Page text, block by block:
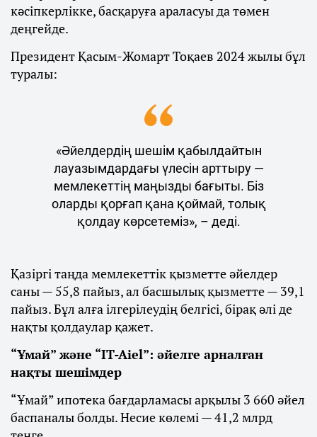
кәсіпкерлікке, басқаруға араласуы да төмен
деңгейде.
Президент Қасым-Жомарт Тоқаев 2024 жылы бұл
туралы:
«Әйелдердің шешім қабылдайтын
лауазымдардағы үлесін арттыру —
мемлекеттің маңызды бағыты. Біз
оларды қорғап қана қоймай, толық
қолдау көрсетеміз», – деді.
Қазіргі таңда мемлекеттік қызметте әйелдер
саны — 55,8 пайыз, ал басшылық қызметте — 39,1
пайыз. Бұл алға ілгерілеудің белгісі, бірақ әлі де
нақты қолдаулар қажет.
“Ұмай” және “IT-Aiel”: әйелге арналған
нақты шешімдер
“Ұмай” ипотека бағдарламасы арқылы 3 660 әйел
баспаналы болды. Несие көлемі — 41,2 млрд